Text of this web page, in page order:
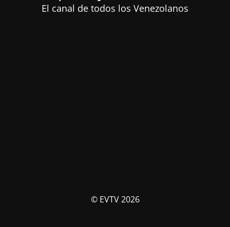
El canal de todos los Venezolanos
© EVTV 2026